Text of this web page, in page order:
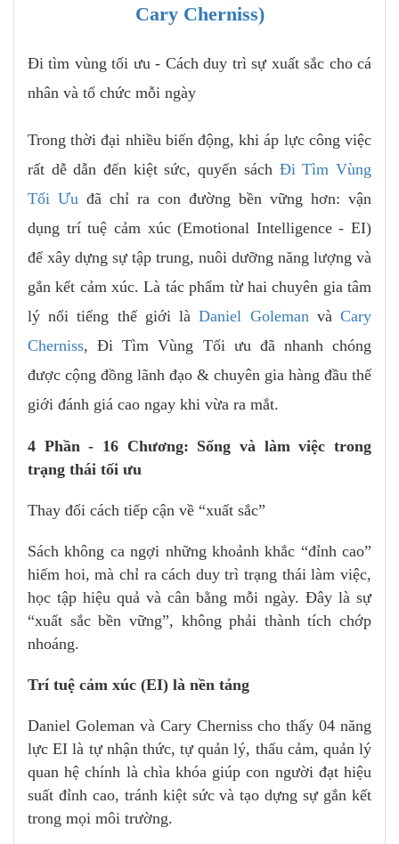
Cary Cherniss)
Đi tìm vùng tối ưu - Cách duy trì sự xuất sắc cho cá
nhân và tổ chức mỗi ngày
Trong thời đại nhiều biến động, khi áp lực công việc
rất dễ dẫn đến kiệt sức, quyển sách Đi Tìm Vùng
Tối Ưu đã chỉ ra con đường bền vững hơn: vận
dụng trí tuệ cảm xúc (Emotional Intelligence - EI)
để xây dựng sự tập trung, nuôi dưỡng năng lượng và
gắn kết cảm xúc. Là tác phẩm từ hai chuyên gia tâm
lý nổi tiếng thế giới là Daniel Goleman vàCary
Cherniss, Đi Tìm Vùng Tối ưu đã nhanh chóng
được cộng đồng lãnh đạo & chuyên gia hàng đầu thế
giới đánh giá cao ngay khi vừa ra mắt.
4 Phần - 16 Chương: Sống và làm việc trong
trạng thái tối ưu
Thay đổi cách tiếp cận về “xuất sắc”
Sách không ca ngợi những khoảnh khắc “đỉnh cao”
hiếm hoi, mà chỉ ra cách duy trì trạng thái làm việc,
học tập hiệu quả và cân bằng mỗi ngày. Đây là sự
“xuất sắc bền vững”, không phải thành tích chớp
nhoáng.
Trí tuệ cảm xúc (EI) là nền tảng
Daniel Goleman và Cary Cherniss cho thấy 04 năng
lực EI là tự nhận thức, tự quản lý, thấu cảm, quản lý
quan hệ chính là chìa khóa giúp con người đạt hiệu
suất đỉnh cao, tránh kiệt sức và tạo dựng sự gắn kết
trong mọi môi trường.